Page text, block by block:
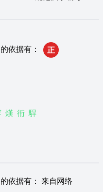
的依据有 ：
正
熯 衎 駻
的依据有 ： 来自网络